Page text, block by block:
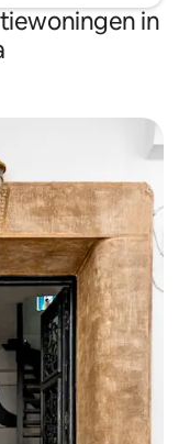
in